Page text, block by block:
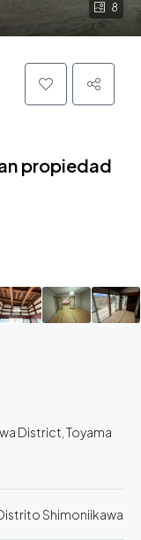
8
propiedad
District, Toyama
Shimoniikawa